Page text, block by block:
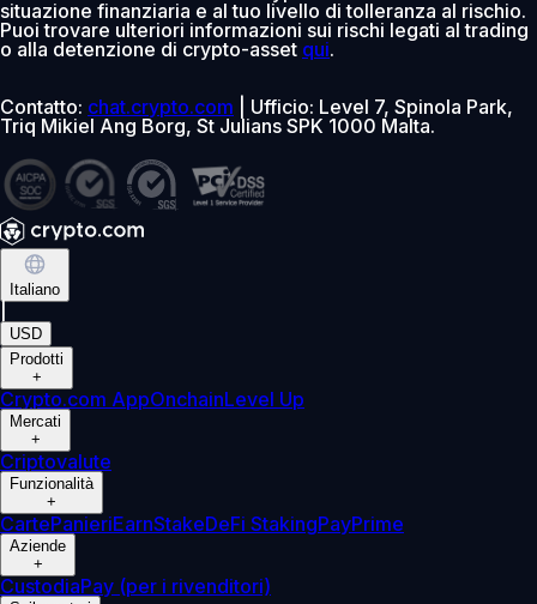
situazione finanziaria e al tuo livello di tolleranza al rischio.
Puoi trovare ulteriori informazioni sui rischi legati al trading
o alla detenzione di crypto-asset qui.
Contatto: chat.crypto.com | Ufficio: Level 7, Spinola Park,
Triq Mikiel Ang Borg, St Julians SPK 1000 Malta.
Italiano
USD
Prodotti
+
Crypto.com AppOnchainLevel Up
Mercati
+
Criptovalute
Funzionalità
+
CartePanieriEarnStakeDeFi StakingPayPrime
Aziende
+
CustodiaPay (per i rivenditori)